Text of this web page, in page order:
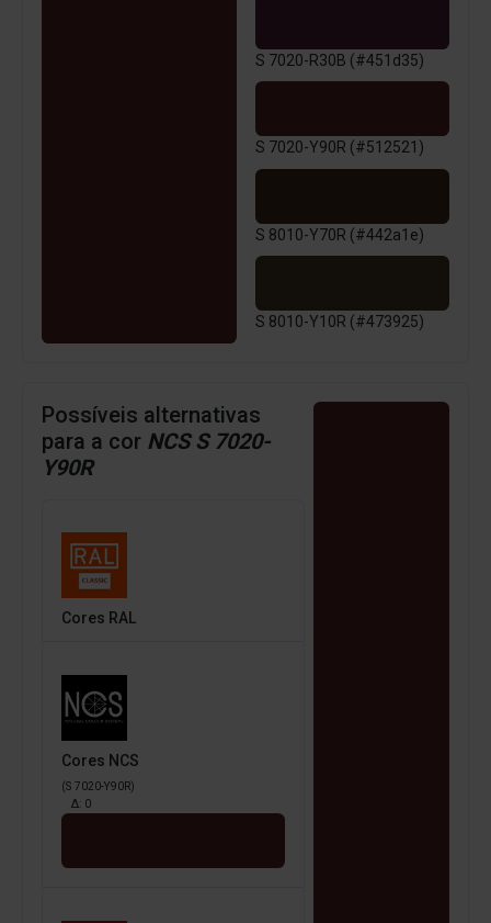
S 7020-R30B (#451d35)
S 7020-Y90R (#512521)
S 8010-Y70R (#442a1e)
S 8010-Y10R (#473925)
Possíveis alternativas
para a cor NCS S 7020-
Y90R
Cores RAL
Cores NCS
(S 7020-Y90R)
Δ: 0